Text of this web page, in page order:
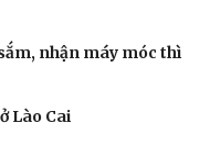
nhận máy móc thì
Lào Cai